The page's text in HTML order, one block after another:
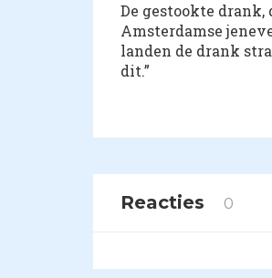
De gestookte
Amsterdamse
landen de drank
dit.”
Reacties 0